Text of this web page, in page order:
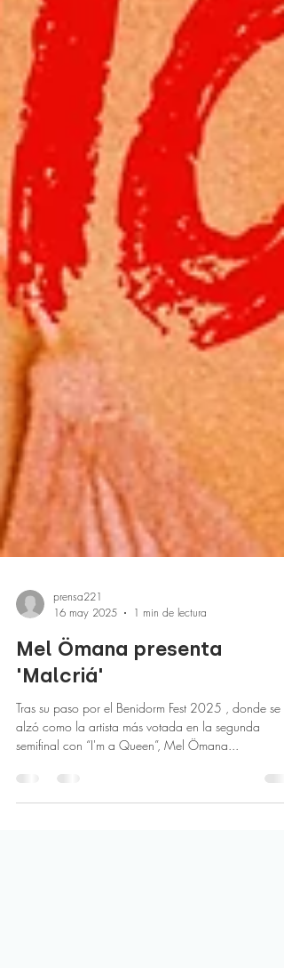
prensa221
16 may 2025
Mel Ömana presenta
'Malcriá'
alzó como la artista más votada en la segunda
semifinal con “I'm a Queen”, Mel Ömana...